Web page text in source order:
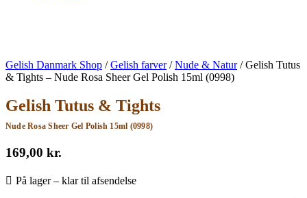
Gelish Danmark Shop /Gelish farver/Nude & Natur/Gelish Tutus
& Tights – Nude Rosa Sheer Gel Polish 15ml (0998)
Gelish Tutus & Tights
Nude Rosa Sheer Gel Polish 15ml (0998)
169,00 kr.
På lager – klar til afsendelse